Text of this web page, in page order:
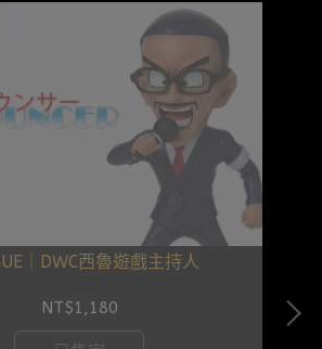
｜DWC西魯遊戲主持人
NT$1,180